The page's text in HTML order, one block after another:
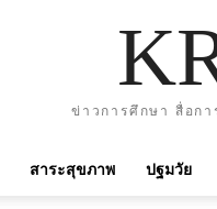
ข่าวการศึกษา สื่อก
สาระสุขภาพ ปฐมวัย